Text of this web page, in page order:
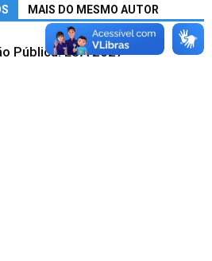
MAIS DO MESMO AUTOR
Pública: LOA 2027